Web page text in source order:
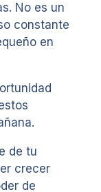
No es un
constante
en
de tu
crecer
de